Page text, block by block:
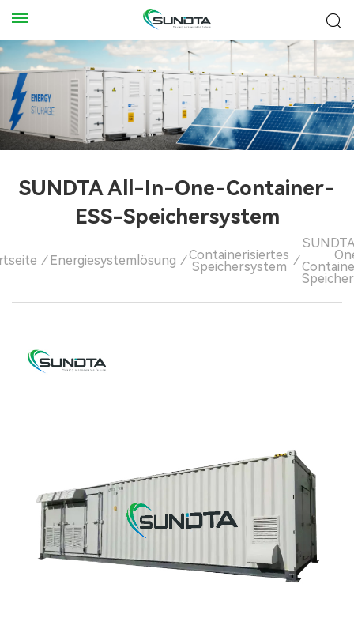
SUNDTA All-In-One-Container-
ESS-Speichersystem
/ Energiesystemlösung / Containerisiertes
Speichersystem /